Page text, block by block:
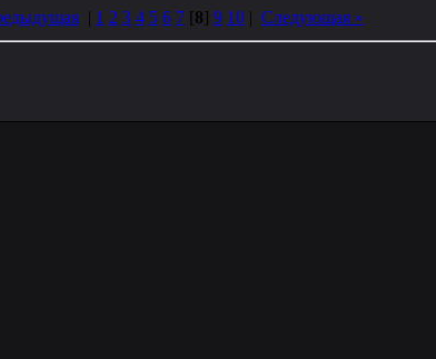
| 1 2 3 4 5 6 7 [8] 9 10 | Следующая »